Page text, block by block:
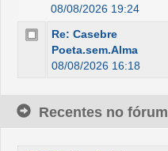
08/08/2026 19:24
Re: Casebre
Poeta.sem.Alma
08/08/2026 16:18
Recentes no fórum